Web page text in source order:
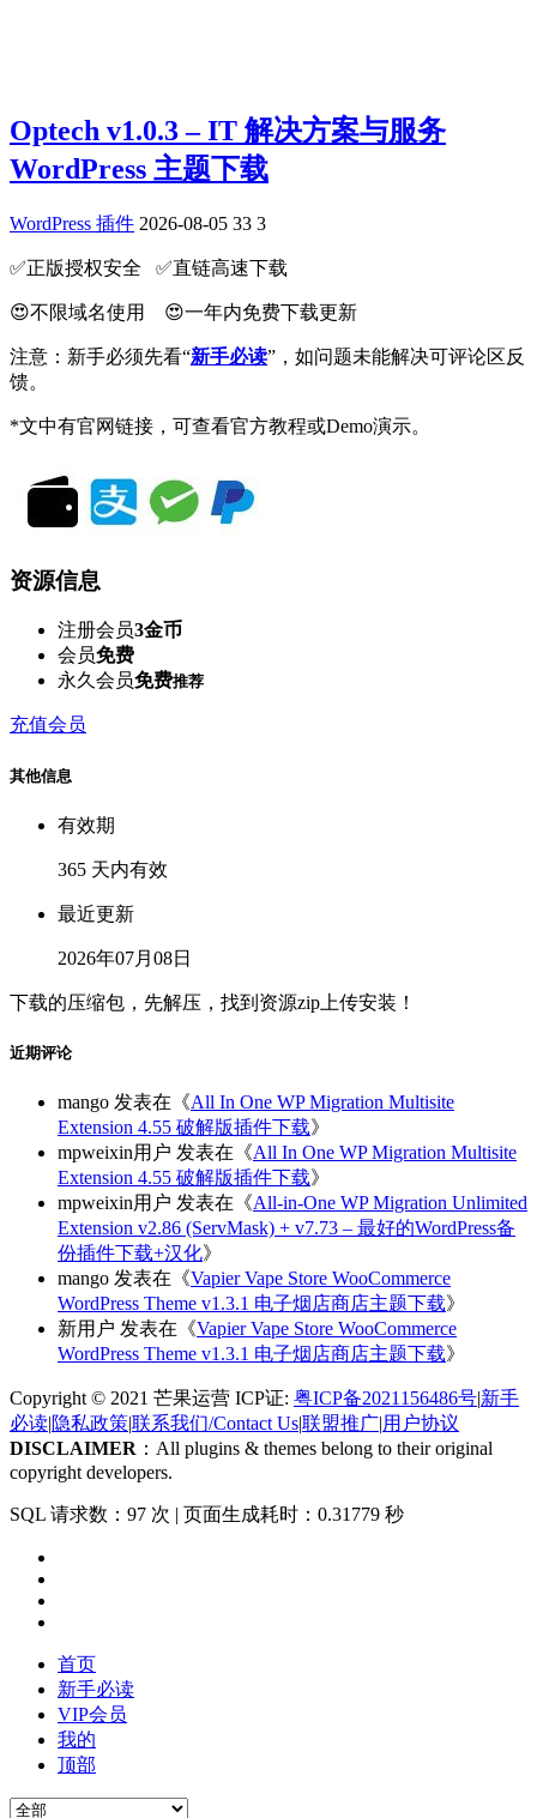
Optech v1.0.3 – IT 解决方案与服务
WordPress 主题下载
WordPress 插件 2026-08-05 33 3
✅️正版授权安全 ✅️直链高速下载
😍不限域名使用 😍一年内免费下载更新
注意：新手必须先看“新手必读”，如问题未能解决可评论区反
馈。
*文中有官网链接，可查看官方教程或Demo演示。
资源信息
注册会员3金币
会员免费
永久会员免费推荐
充值会员
其他信息
有效期
365 天内有效
最近更新
2026年07月08日
下载的压缩包，先解压，找到资源zip上传安装！
近期评论
mango 发表在《All In One WP Migration Multisite
Extension 4.55 破解版插件下载》
mpweixin用户 发表在《All In One WP Migration Multisite
Extension 4.55 破解版插件下载》
mpweixin用户 发表在《All-in-One WP Migration Unlimited
Extension v2.86 (ServMask) + v7.73 – 最好的WordPress备
份插件下载+汉化》
mango 发表在《Vapier Vape Store WooCommerce
WordPress Theme v1.3.1 电子烟店商店主题下载》
新用户 发表在《Vapier Vape Store WooCommerce
WordPress Theme v1.3.1 电子烟店商店主题下载》
Copyright © 2021 芒果运营 ICP证: 粤ICP备2021156486号|新手
必读|隐私政策|联系我们/Contact Us|联盟推广|用户协议
DISCLAIMER ：All plugins & themes belong to their original
copyright developers.
SQL 请求数：97 次 | 页面生成耗时：0.31779 秒
首页
新手必读
VIP会员
我的
顶部